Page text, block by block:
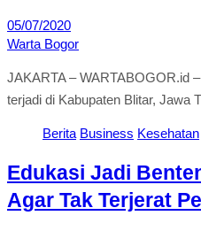
05/07/2020
Warta Bogor
JAKARTA – WARTABOGOR.id
terjadi di Kabupaten Blitar, Jawa
Berita Business Kesehatan
Edukasi Jadi
Agar Tak Terjerat